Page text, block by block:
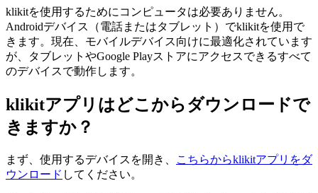
klikitを使用するためにコンピュータは必要ありません。
Androidデバイス（電話またはタブレット）でklikitを使用で
きます。現在、モバイルデバイス向けに最適化されています
が、タブレットやGoogle Playストアにアクセスできるすべて
のデバイスで動作します。
klikitアプリはどこからダウンロードで
きますか？
まず、使用するデバイスを開き、
こちらからklikitアプリをダ
ウンロード してください。